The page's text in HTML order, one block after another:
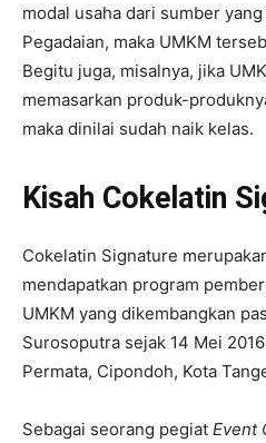
modal usaha dari sumber
Pegadaian, maka UMKM
Begitu juga, misalnya, jika
memasarkan produk-
maka dinilai sudah naik kelas.
Kisah Cokelatin
Cokelatin Signature
mendapatkan program
UMKM yang dikembangkan
Surosoputra sejak 14 Mei
Permata, Cipondoh, Kota
Sebagai seorang pegiat Event